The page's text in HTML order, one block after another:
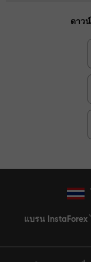
ดาว
แบรน InstaForex